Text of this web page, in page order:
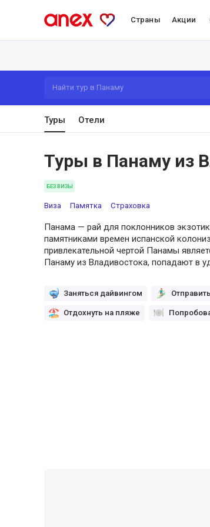
Страны Акции
Найти тур в Панаму
Туры Отели
Туры в Панаму из
БЕЗ ВИЗЫ
Виза Памятка Страховка
Панама — рай для поклонников
памятниками времен испанской
привлекательной чертой Панамы
Панаму из Владивостока, попадают в
Заняться дайвингом
Отдохнуть на пляже